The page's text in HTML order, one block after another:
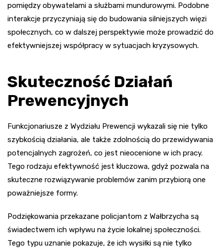
pomiędzy obywatelami a służbami mundurowymi. Podobne
interakcje przyczyniają się do budowania silniejszych więzi
społecznych, co w dalszej perspektywie może prowadzić do
efektywniejszej współpracy w sytuacjach kryzysowych.
Skuteczność Działań
Prewencyjnych
Funkcjonariusze z Wydziału Prewencji wykazali się nie tylko
szybkością działania, ale także zdolnością do przewidywania
potencjalnych zagrożeń, co jest nieocenione w ich pracy.
Tego rodzaju efektywność jest kluczowa, gdyż pozwala na
skuteczne rozwiązywanie problemów zanim przybiorą one
poważniejsze formy.
Podziękowania przekazane policjantom z Wałbrzycha są
świadectwem ich wpływu na życie lokalnej społeczności.
Tego typu uznanie pokazuje, że ich wysiłki są nie tylko